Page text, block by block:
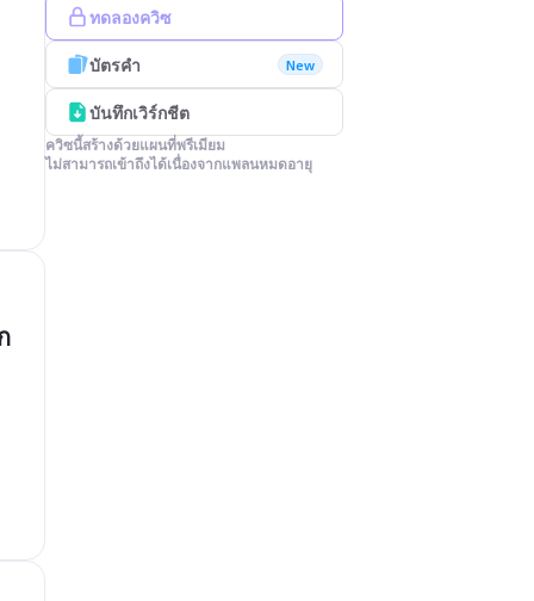
ทดลองควิซ
บัตรคำ New
บันทึกเวิร์กชีต
ควิซนี้สร้างด้วยแผนที่พรีเมียม
ไม่สามารถเข้าถึงได้เนื่องจากแพลนหมดอายุ